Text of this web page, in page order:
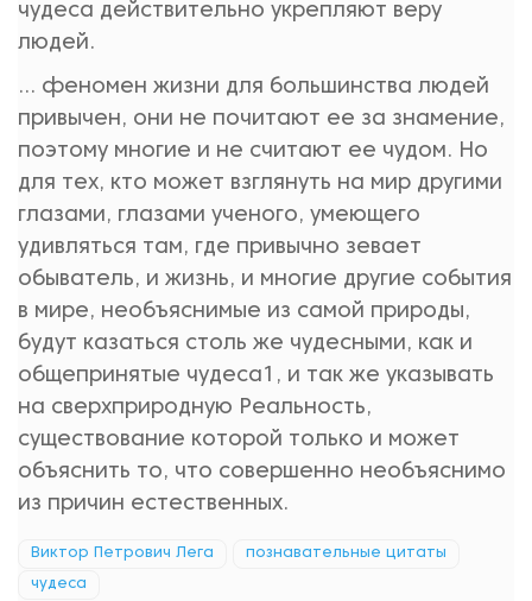
чудеса действительно укрепляют веру
людей.
... феномен жизни для большинства людей
привычен, они не почитают ее за знамение,
поэтому многие и не считают ее чудом. Но
для тех, кто может взглянуть на мир другими
глазами, глазами ученого, умеющего
удивляться там, где привычно зевает
обыватель, и жизнь, и многие другие события
в мире, необъяснимые из самой природы,
будут казаться столь же чудесными, как и
общепринятые чудеса1, и так же указывать
на сверхприродную Реальность,
существование которой только и может
объяснить то, что совершенно необъяснимо
из причин естественных.
Виктор Петрович Лега познавательные цитаты
чудеса